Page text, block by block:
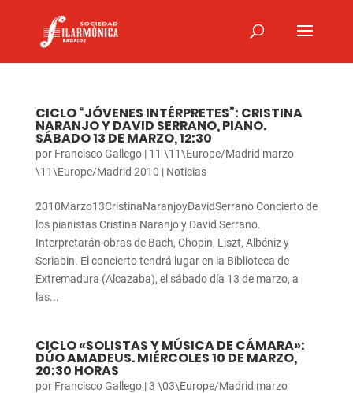
CICLO “JÓVENES INTÉRPRETES”: CRISTINA
NARANJO Y DAVID SERRANO, PIANO.
SÁBADO 13 DE MARZO, 12:30
por Francisco Gallego| 11 \11\Europe/Madrid marzo
\11\Europe/Madrid 2010 | Noticias
2010Marzo13CristinaNaranjoyDavidSerrano Concierto de
los pianistas Cristina Naranjo y David Serrano.
Interpretarán obras de Bach, Chopin, Liszt, Albéniz y
Scriabin. El concierto tendrá lugar en la Biblioteca de
Extremadura (Alcazaba), el sábado día 13 de marzo, a
las...
CICLO «SOLISTAS Y MÚSICA DE CÁMARA»:
DÚO AMADEUS. MIÉRCOLES 10 DE MARZO,
20:30 HORAS
por Francisco Gallego|3 \03\Europe/Madrid marzo